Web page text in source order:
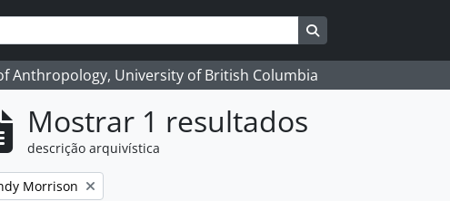
Search in browse page
Anthropology, University of British Columbia
Mostrar 1 resultados
descrição arquivística
filter:
Morrison